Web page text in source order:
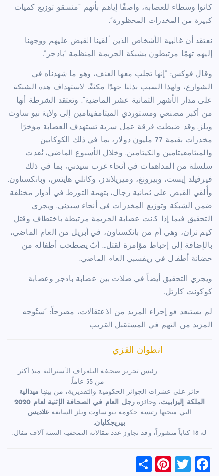
كانوا وسطاء للعصابة، واصفًا إياهم بأنهم “منسقو توزيع كميات
كبيرة من المخدرات المحظورة”.
نعتقد أن غالبية الأشخاص الذين ألقينا القبض عليهم ووجهنا
إليهم تهمًا مرتبطون بشبكة الجريمة المنظمة “بادجر”.
وقال فوكس: “إنها تجلب معها العنف، وهو ما شهدناه في
الشوارع، ولهذا السبب بذلنا جهدًا مكثفًا لاستهداف هذه الشبكة
على مدار الأشهر الثمانية عشر الماضية”. وتعتقد الشرطة أنها
من أكبر مصنعي ومستوردي الميثامفيتامين إلى ولاية نيو ساوث
ويلز. وقد ضبطت فرقة عمل سرية تستهدف العصابة مؤخرًا
مخدرات بقيمة 77 مليون دولار، بما في ذلك الكوكايين
والميثامفيتامين والكيتامين. وخلال الأسبوع الماضي، نُفذت
سلسلة من المداهمات في أنحاء غرب سيدني، بما في ذلك
فيرفيلد إيست، وبيرونغ، وميريلاندز، وكانلي هايتس، وبانكستاون.
وأُلقي القبض على ثمانية رجال، بتهمة التورط في أدوار مختلفة
ضمن الشبكة وتوزيع المخدرات في أنحاء سيدني. ويجري
التحقيق فيما إذا كانت عصابة الجريمة مرتبطة باختطاف وقتل
كيم تران، وهي أم من بانكستاون، في أبريل من العام الماضي،
بالإضافة إلى إحباط مؤامرة لقتل… أبٌ يصطحب أطفاله من
حضانة أطفال في ريفسبي العام الماضي.
ويجري التحقيق أيضاً في صلات بين عصابة بادجر وعصابة
كوكونت كارتل.
لم يستبعد فو إجراء المزيد من الاعتقالات، مصرحاً: “ستُوجه
المزيد من التهم في المستقبل القريب
انطوان القزي
رئيس تحرير صحيفة التلغراف الأسترالية منذ أكثر
من 35 عاماً.
حائز على عشرات الجوائز الحكومية والتقديرية، من بينها ميدالية
الملكة إليزابيث، وجائزةرجل العام في الصحافة الإثنية لعام 2020
التي منحتها رئيسة حكومة نيو ساوث ويلز السابقةغلاديس
بيريجكليان.
له 18 كتاباً منشوراً، وقد تجاوز عدد مقالاته الصحفية الستة آلاف مقال.
F
T
Pi